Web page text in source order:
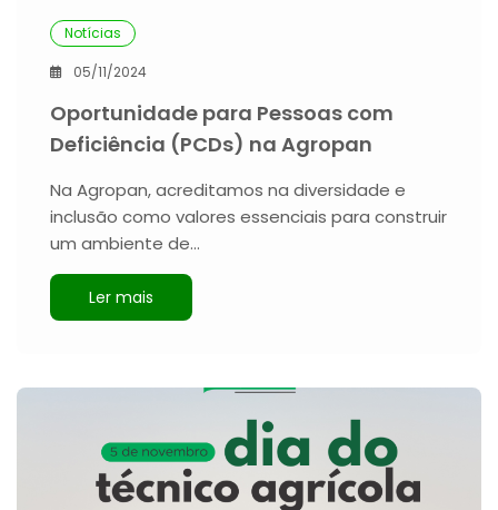
Notícias
05/11/2024
Oportunidade para Pessoas com
Deficiência (PCDs) na Agropan
Na Agropan, acreditamos na diversidade e
inclusão como valores essenciais para construir
um ambiente de…
Ler mais